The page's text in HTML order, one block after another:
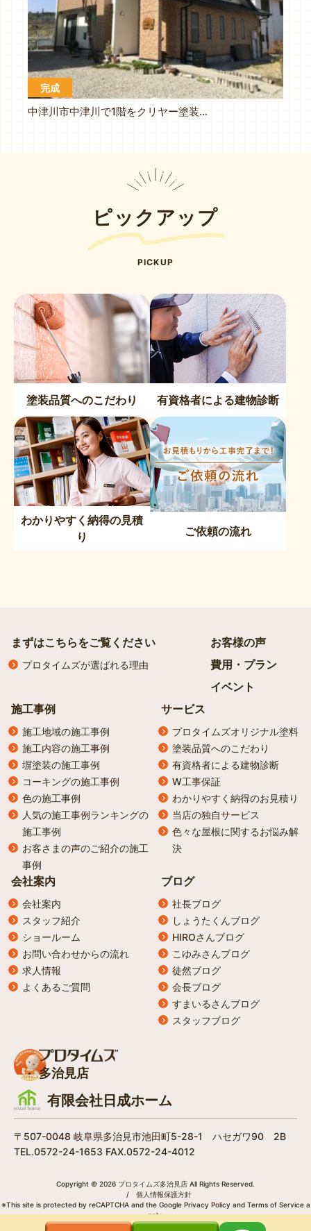
完成
中津川市中津川で1階をクリヤー塗装で外壁の塗り替えを施工しました
ピックアップ
PICKUP
塗装品質へのこだわり 有資格者による建物診断
わかりやすく納得の見積
り
ご依頼の流れ
まずはこちらをご覧ください
プロタイムズが選ばれる理由
お客様の声
費用・プラン
イベント
施工事例
施工地域の施工事例
施工内容の施工事例
塀塗装の施工事例
コーキングの施工事例
色の施工事例
人気の施工事例ランキングの
施工事例
お客さまの声のご紹介の施工
事例
サービス
プロタイムズオリジナル塗料
塗装品質へのこだわり
有資格者による建物診断
W工事保証
わかりやすく納得のお見積り
当店の独自サービス
色々な屋根に関するお悩み解
決
会社案内
会社案内
スタッフ紹介
ショールーム
お問い合わせからの流れ
求人情報
よくあるご質問
ブログ
社長ブログ
しょうたくんブログ
HIROさんブログ
こゆみさんブログ
徒然ブログ
会長ブログ
すまいるさんブログ
スタッフブログ
多治見店
有限会社日成ホーム
〒507-0048 岐阜県多治見市池田町5-28-1 ハセガワ90 2B
TEL.0572-24-1653 FAX.0572-24-4012
Copyright © 2026 プロタイムズ多治見店 All Rights Reserved.
/
個人情報保護方針
※This site is protected by reCAPTCHA and the Google Privacy Policyand Terms of Servicea
pply.